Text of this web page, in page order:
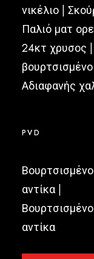
νικέλιο |
Παλιό ματ
24κτ χρυσος
Αδιαφανής
PVD
αντίκα |
αντίκα